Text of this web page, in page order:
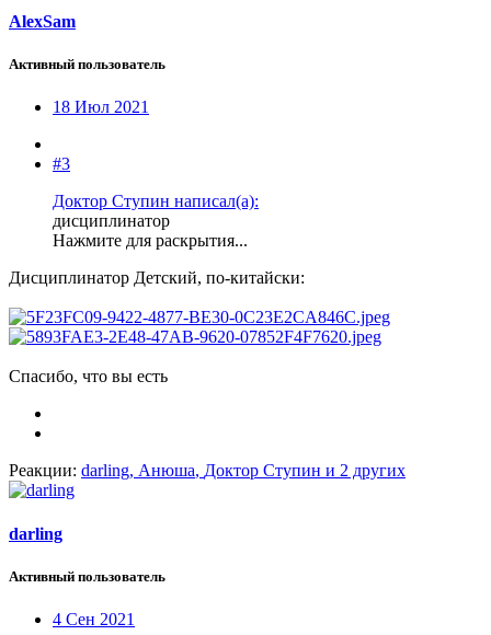
AlexSam
Активный пользователь
18 Июл 2021
#3
Доктор Ступин написал(а):
дисциплинатор
Нажмите для раскрытия...
Дисциплинатор Детский, по-китайски:
Спасибо, что вы есть
Реакции: darling, Анюша, Доктор Ступин и 2 других
darling
Активный пользователь
4 Сен 2021